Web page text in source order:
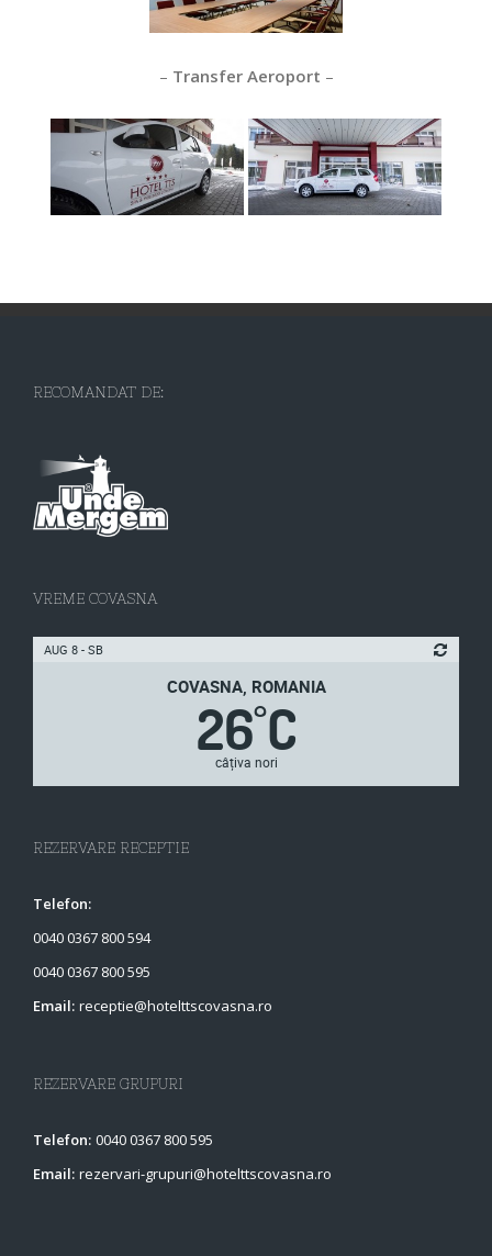
– Transfer Aeroport –
RECOMANDAT DE:
VREME COVASNA
AUG 8 - SB
COVASNA, ROMANIA
26°C
câțiva nori
REZERVARE RECEPTIE
Telefon:
0040 0367 800 594
0040 0367 800 595
Email: receptie@hotelttscovasna.ro
REZERVARE GRUPURI
Telefon: 0040 0367 800 595
Email: rezervari-grupuri@hotelttscovasna.ro